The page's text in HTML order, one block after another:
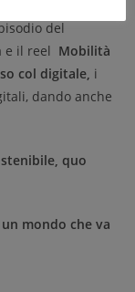
del
e il reel Mobilità
col digitale, i
dando anche
quo
mondo che va